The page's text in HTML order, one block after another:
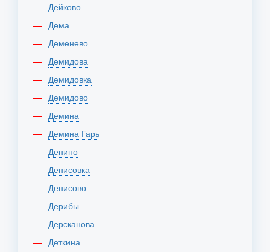
Дейково
Дема
Деменево
Демидова
Демидовка
Демидово
Демина
Демина Гарь
Денино
Денисовка
Денисово
Дерибы
Дерсканова
Деткина